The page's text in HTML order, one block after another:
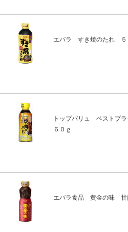
エバラ すき焼のたれ ５
トップバリュ ベストプ
６０ｇ
エバラ食品 黄金の味